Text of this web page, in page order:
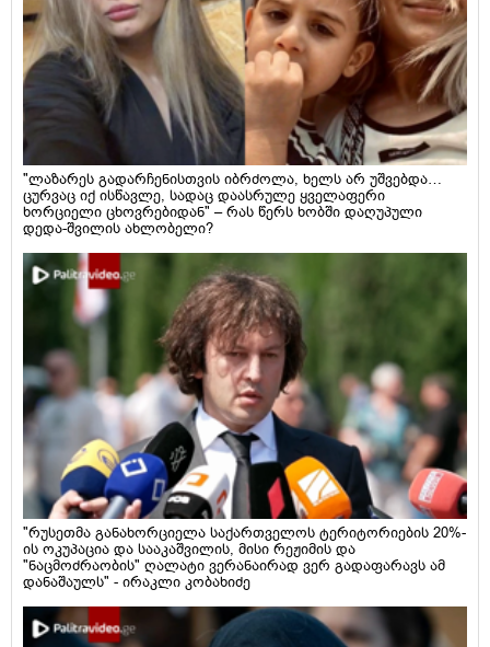
"ლაზარეს გადარჩენისთვის იბრძოლა, ხელს არ უშვებდა…
ცურვაც იქ ისწავლე, სადაც დაასრულე ყველაფერი
ხორციელი ცხოვრებიდან" – რას წერს ხობში დაღუპული
დედა-შვილის ახლობელი?
"რუსეთმა განახორციელა საქართველოს ტერიტორიების 20%-
ის ოკუპაცია და სააკაშვილის, მისი რეჟიმის და
"ნაცმოძრაობის" ღალატი ვერანაირად ვერ გადაფარავს ამ
დანაშაულს" - ირაკლი კობახიძე